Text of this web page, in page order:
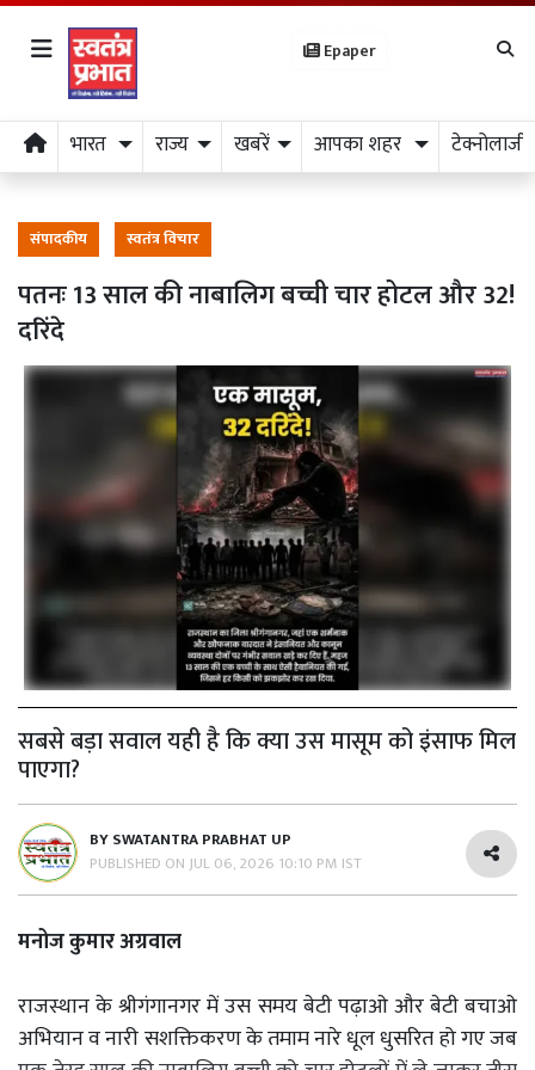
Epaper
भारत राज्य खबरें आपका शहर टेक्नोलाजी
संपादकीय स्वतंत्र विचार
पतनः 13 साल की नाबालिग बच्ची चार होटल और 32!
दरिंदे
सबसे बड़ा सवाल यही है कि क्या उस मासूम को इंसाफ मिल
पाएगा?
BYSWATANTRA PRABHAT UP
PUBLISHED ONJUL 06, 2026 10:10 PM IST
मनोज कुमार अग्रवाल
राजस्थान के श्रीगंगानगर में उस समय बेटी पढ़ाओ और बेटी बचाओ
अभियान व नारी सशक्तिकरण के तमाम नारे धूल धुसरित हो गए जब